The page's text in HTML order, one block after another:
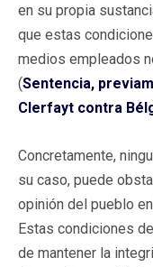
en su propia
que estas
medios empleados
(Sentencia,
Clerfayt contra
Concretamente,
su caso, puede
opinión del pueblo
Estas condiciones
de mantener la